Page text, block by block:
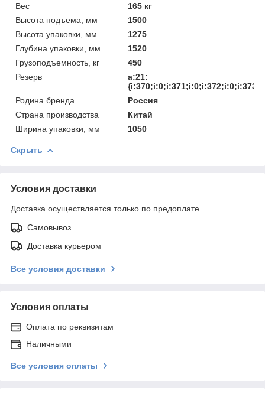
Вес
165 кг
Высота подъема, мм
1500
Высота упаковки, мм
1275
Глубина упаковки, мм
1520
Грузоподъемность, кг
450
Резерв
a:21:
Родина бренда
Россия
Страна производства
Китай
Ширина упаковки, мм
1050
Скрыть
Условия доставки
Доставка осуществляется только по предоплате.
Самовывоз
Доставка курьером
Все условия доставки
Условия оплаты
Оплата по реквизитам
Наличными
Все условия оплаты